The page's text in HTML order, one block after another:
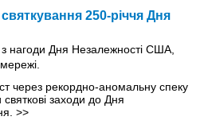
250-річчя Дня
через рекордно-аномальну спеку
заходи до Дня
>>